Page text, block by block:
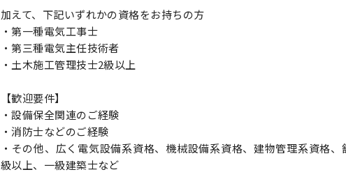
加えて、下記いずれかの資格をお持ちの方
・第一種電気工事士
・第三種電気主任技術者
・土木施工管理技士2級以上
【歓迎要件】
・設備保全関連のご経験
・消防士などのご経験
・その他、広く電気設備系資格、機械設備系資格、建物管理系資格
級以上、一級建築士など